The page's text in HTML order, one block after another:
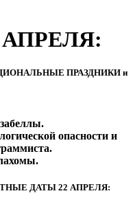
ПРАЗДНИКИ и
опасности и
ДАТЫ 22 АПРЕЛЯ: